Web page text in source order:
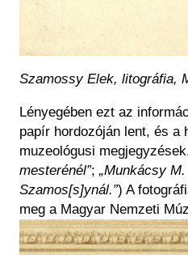
Szamossy Elek, litográfia,
Lényegében ezt az
papír hordozóján lent, és a
muzeológusi
mesterénél”; „Munkácsy
Szamos[s]ynál.”) A
meg a Magyar Nemzeti
Kép